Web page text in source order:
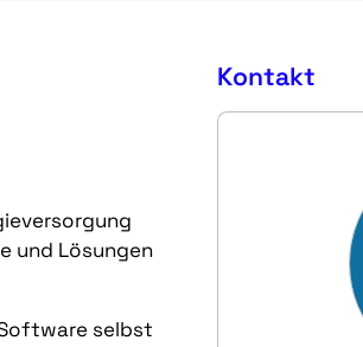
und Lösungen
selbst
Kontakt